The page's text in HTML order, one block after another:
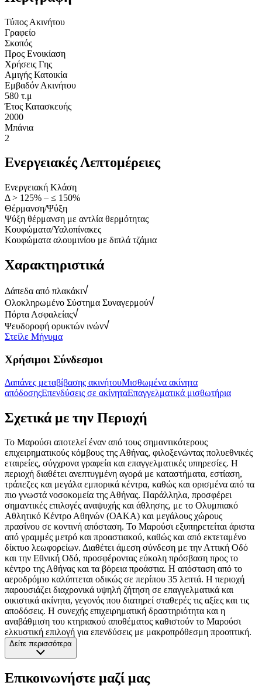
Τύπος Ακινήτου
Γραφείο
Σκοπός
Προς Ενοικίαση
Χρήσεις Γης
Αμιγής Κατοικία
Εμβαδόν Ακινήτου
580 τ.μ
Έτος Κατασκευής
2000
Μπάνια
2
Ενεργειακές Λεπτομέρειες
Ενεργειακή Κλάση
Δ > 125% – ≤ 150%
Θέρμανση/Ψύξη
Ψύξη θέρμανση με αντλία θερμότητας
Κουφώματα/Υαλοπίνακες
Κουφώματα αλουμινίου με διπλά τζάμια
Χαρακτηριστικά
Δάπεδα από πλακάκι
Ολοκληρωμένο Σύστημα Συναγερμού
Πόρτα Ασφαλείας
Ψευδοροφή ορυκτών ινών
Στείλε Μήνυμα
Χρήσιμοι Σύνδεσμοι
Δαπάνες μεταβίβασης ακινήτουΜισθωμένα ακίνητα
απόδοσηςΕπενδύσεις σε ακίνηταΕπαγγελματικά μισθωτήρια
Σχετικά με την Περιοχή
Το Μαρούσι αποτελεί έναν από τους σημαντικότερους
επιχειρηματικούς κόμβους της Αθήνας, φιλοξενώντας πολυεθνικές
εταιρείες, σύγχρονα γραφεία και επαγγελματικές υπηρεσίες. Η
περιοχή διαθέτει ανεπτυγμένη αγορά με καταστήματα, εστίαση,
τράπεζες και μεγάλα εμπορικά κέντρα, καθώς και ορισμένα από τα
πιο γνωστά νοσοκομεία της Αθήνας. Παράλληλα, προσφέρει
σημαντικές επιλογές αναψυχής και άθλησης, με το Ολυμπιακό
Αθλητικό Κέντρο Αθηνών (ΟΑΚΑ) και μεγάλους χώρους
πρασίνου σε κοντινή απόσταση. Το Μαρούσι εξυπηρετείται άριστα
από γραμμές μετρό και προαστιακού, καθώς και από εκτεταμένο
δίκτυο λεωφορείων. Διαθέτει άμεση σύνδεση με την Αττική Οδό
και την Εθνική Οδό, προσφέροντας εύκολη πρόσβαση προς το
κέντρο της Αθήνας και τα βόρεια προάστια. Η απόσταση από το
αεροδρόμιο καλύπτεται οδικώς σε περίπου 35 λεπτά. Η περιοχή
παρουσιάζει διαχρονικά υψηλή ζήτηση σε επαγγελματικά και
οικιστικά ακίνητα, γεγονός που διατηρεί σταθερές τις αξίες και τις
αποδόσεις. Η συνεχής επιχειρηματική δραστηριότητα και η
αναβάθμιση του κτηριακού αποθέματος καθιστούν το Μαρούσι
ελκυστική επιλογή για επενδύσεις με μακροπρόθεσμη προοπτική.
Δείτε περισσότερα
Επικοινωνήστε μαζί μας